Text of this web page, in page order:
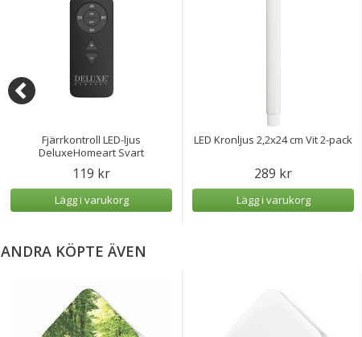
Fjärrkontroll LED-ljus
DeluxeHomeart Svart
119 kr
Lägg i varukorg
LED Kronljus 2,2x24 cm Vit 2-pack
289 kr
Lägg i varukorg
ANDRA KÖPTE ÄVEN